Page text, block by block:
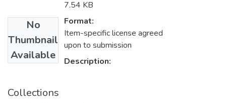
No
Thumbnail
Available
7.54 KB
Format:
Item-specific license agreed
upon to submission
Description:
Collections